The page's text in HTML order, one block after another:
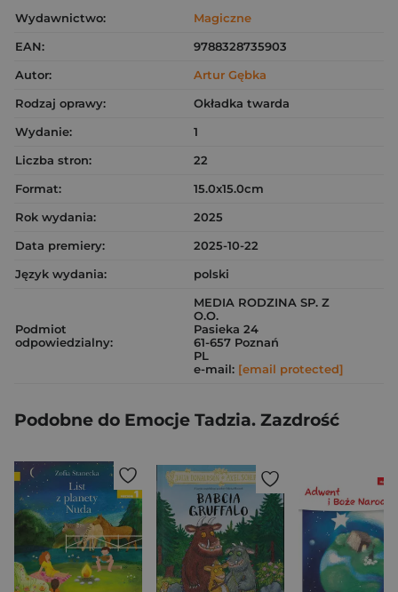
Wydawnictwo:
Magiczne
EAN:
9788328735903
Autor:
Artur Gębka
Rodzaj oprawy:
Okładka twarda
Wydanie:
1
Liczba stron:
22
Format:
15.0x15.0cm
Rok wydania:
2025
Data premiery:
2025-10-22
Język wydania:
polski
Podmiot
odpowiedzialny:
MEDIA RODZINA SP. Z
O.O.
Pasieka 24
61-657 Poznań
PL
e-mail: [email protected]
Podobne do Emocje Tadzia. Zazdrość